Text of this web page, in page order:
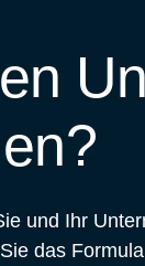
und Ihr
das